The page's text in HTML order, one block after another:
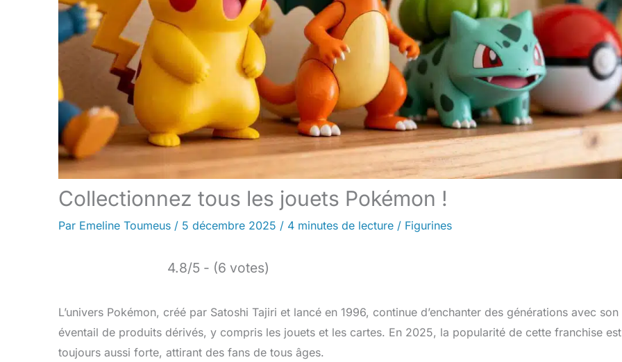
Collectionnez tous les jouets Pokémon !
Par Emeline Toumeus / 5 décembre 2025 / 4 minutes de lecture / Figurines
4.8/5 - (6 votes)
L’univers Pokémon, créé par Satoshi Tajiri et lancé en 1996, continue d’enchanter des générations avec son
éventail de produits dérivés, y compris les jouets et les cartes. En 2025, la popularité de cette franchise est
toujours aussi forte, attirant des fans de tous âges.